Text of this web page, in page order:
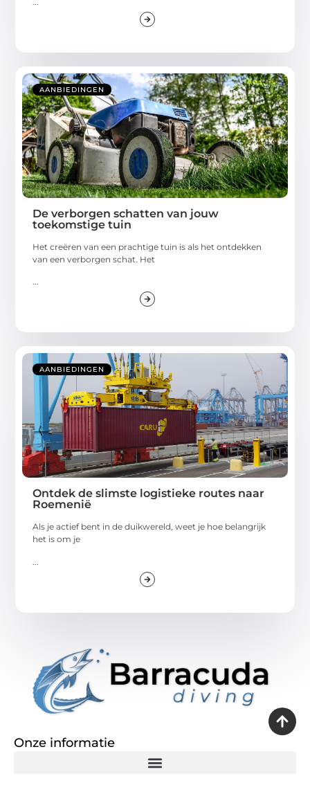
AANBIEDINGEN
De verborgen schatten van jouw
toekomstige tuin
Het creëren van een prachtige tuin is als het ontdekken
van een verborgen schat. Het
...
AANBIEDINGEN
Ontdek de slimste logistieke routes naar
Roemenië
Als je actief bent in de duikwereld, weet je hoe belangrijk
het is om je
Onze informatie